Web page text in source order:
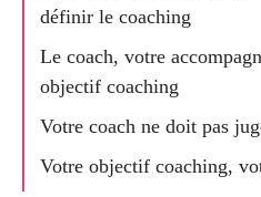
définir le coaching
Le coach, votre
objectif coaching
Votre coach ne doit pas
Votre objectif coaching,